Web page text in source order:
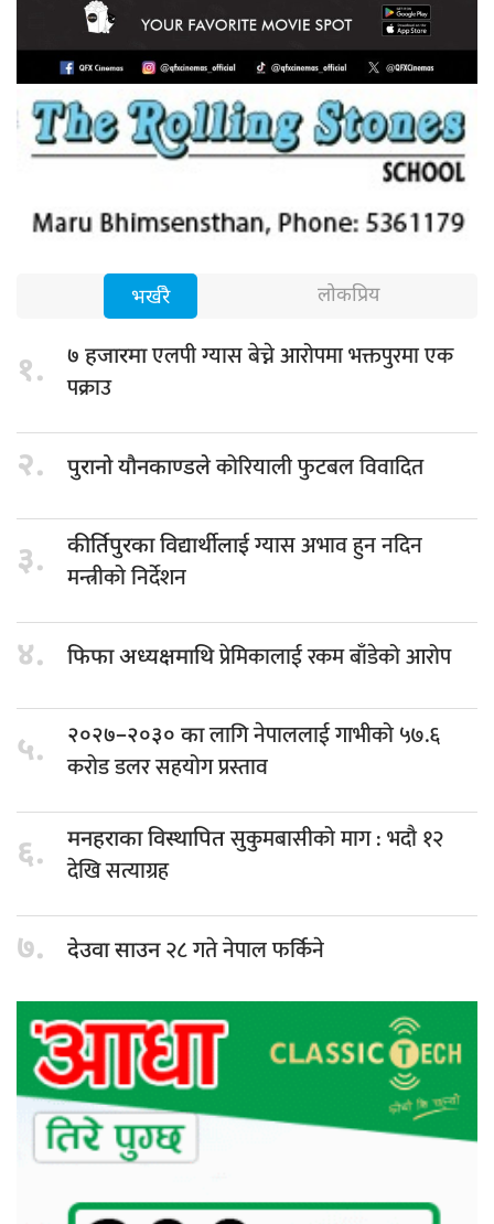
भर्खरै लोकप्रिय
१. ७ हजारमाएलपी ग्यास बेच्ने आरोपमा भक्तपुरमा एक
पक्राउ
२. पुरानो यौनकाण्डलेकोरियाली फुटबल विवादित
३. कीर्तिपुरका विद्यार्थीलाईग्यास अभाव हुन नदिन
मन्त्रीको निर्देशन
४. फिफा अध्यक्षमाथिप्रेमिकालाई रकम बाँडेको आरोप
५. २०२७–२०३० कालागि नेपाललाई गाभीको ५७.६
करोड डलर सहयोग प्रस्ताव
६. मनहराका विस्थापितसुकुमबासीको माग : भदौ १२
देखि सत्याग्रह
७. देउवा साउन२८ गते नेपाल फर्किने